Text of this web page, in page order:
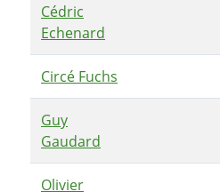
Cédric
Echenard
Circé Fuchs
Guy
Gaudard
Olivier